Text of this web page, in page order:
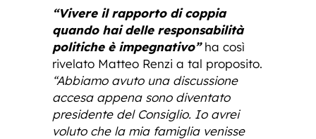
“Vivere il rapporto di coppia
quando hai delle responsabilità
politiche è impegnativo” ha così
rivelato Matteo Renzi a tal proposito.
“Abbiamo avuto una discussione
accesa appena sono diventato
presidente del Consiglio. Io avrei
voluto che la mia famiglia venisse